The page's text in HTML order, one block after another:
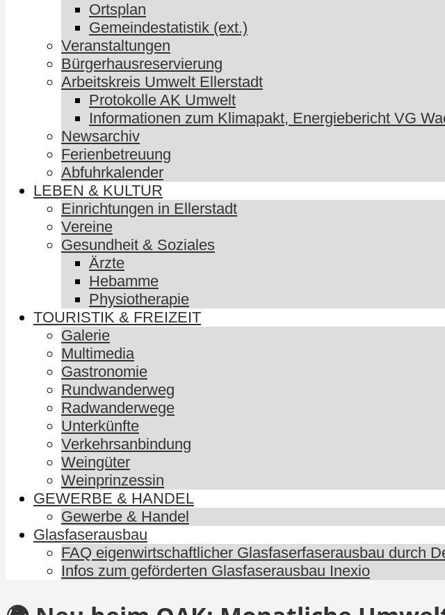
Ortsplan
Gemeindestatistik (ext.)
Veranstaltungen
Bürgerhausreservierung
Arbeitskreis Umwelt Ellerstadt
Protokolle AK Umwelt
Informationen zum Klimapakt, Energiebericht VG
Newsarchiv
Ferienbetreuung
Abfuhrkalender
LEBEN & KULTUR
Einrichtungen in Ellerstadt
Vereine
Gesundheit & Soziales
Ärzte
Hebamme
Physiotherapie
TOURISTIK & FREIZEIT
Galerie
Multimedia
Gastronomie
Rundwanderweg
Radwanderwege
Unterkünfte
Verkehrsanbindung
Weingüter
Weinprinzessin
GEWERBE & HANDEL
Gewerbe & Handel
Glasfaserausbau
FAQ eigenwirtschaftlicher Glasfaserfaserausbau durch
Infos zum geförderten Glasfaserausbau Inexio